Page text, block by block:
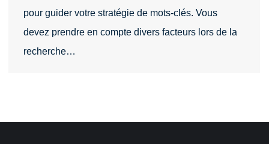
pour guider votre stratégie de mots-clés. Vous
devez prendre en compte divers facteurs lors de la
recherche…